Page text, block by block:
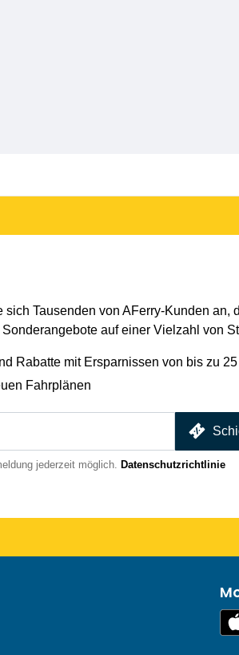
Tausenden von AFerry-Kunden an,
auf einer Vielzahl von
Rabatte mit Ersparnissen von bis zu
Fahrplänen
jederzeit möglich. Datenschutzrichtlinie